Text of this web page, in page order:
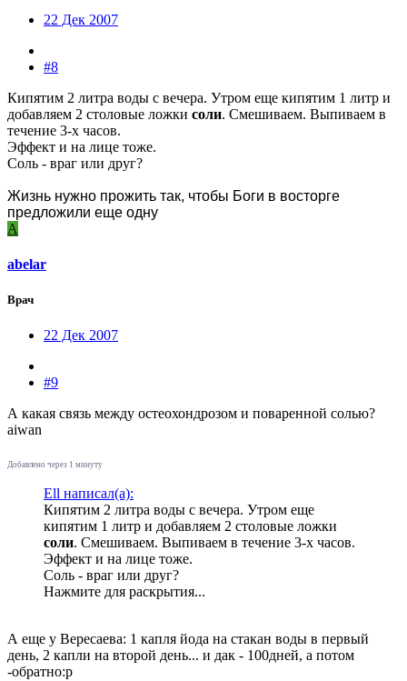
22 Дек 2007
#8
Кипятим 2 литра воды с вечера. Утром еще кипятим 1 литр и
добавляем 2 столовые ложки соли. Смешиваем. Выпиваем в
течение 3-х часов.
Эффект и на лице тоже.
Соль - враг или друг?
Жизнь нужно прожить так, чтобы Боги в восторге
предложили еще одну
A
abelar
Врач
22 Дек 2007
#9
А какая связь между остеохондрозом и поваренной солью?
aiwan
Добавлено через 1 минуту
Ell написал(а):
Кипятим 2 литра воды с вечера. Утром еще
кипятим 1 литр и добавляем 2 столовые ложки
соли. Смешиваем. Выпиваем в течение 3-х часов.
Эффект и на лице тоже.
Соль - враг или друг?
Нажмите для раскрытия...
А еще у Вересаева: 1 капля йода на стакан воды в первый
день, 2 капли на второй день... и дак - 100дней, а потом
-обратно:p